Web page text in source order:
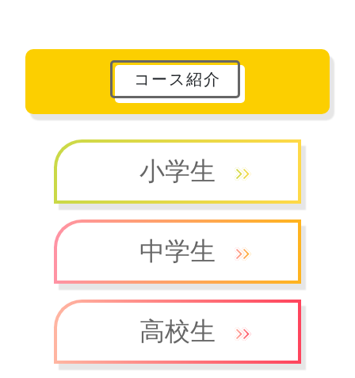
コース紹介
小学生
中学生
高校生